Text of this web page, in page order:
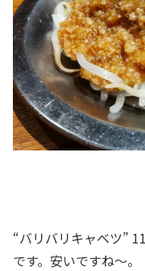
“バリバリキャベツ”
です。安いですね～。